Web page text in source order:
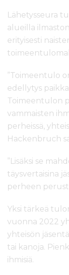
Lähetysseura
alueilla
erityisesti
”Toimeentulo
edellytys
Toimeentulon
vammaisten
perheissä,
Hackenbruch
”Lisäksi se
täysvertaisina
perheen
Yksi tärkeä
vuonna 2022
yhteisön
tai kanoja.
ihmisiä.